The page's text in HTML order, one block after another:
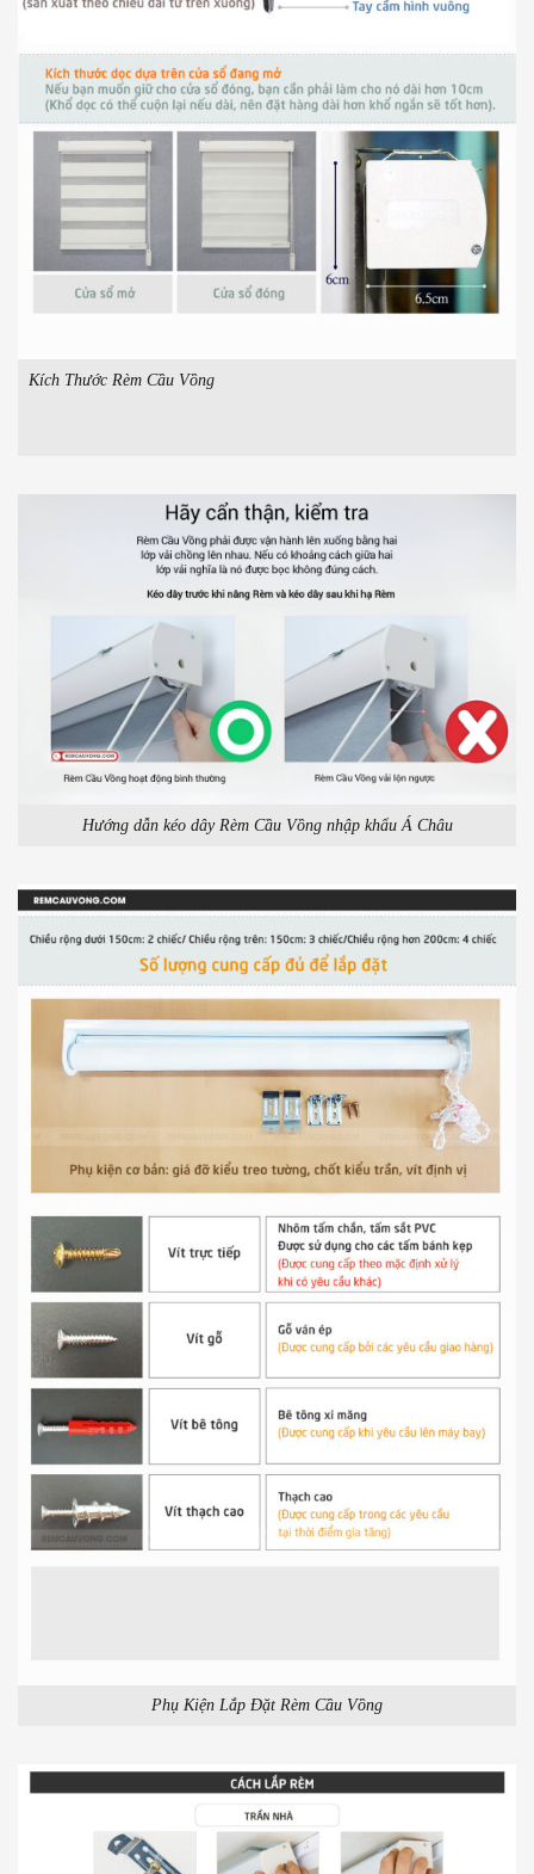
Kích Thước Rèm Cầu Vồng
Hướng dẫn kéo dây Rèm Cầu Vồng nhập khẩu Á Châu
Phụ Kiện Lắp Đặt Rèm Cầu Vồng